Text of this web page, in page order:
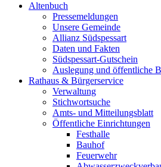
Altenbuch
Pressemeldungen
Unsere Gemeinde
Allianz Südspessart
Daten und Fakten
Südspessart-Gutschein
Auslegung und öffentliche
Rathaus & Bürgerservice
Verwaltung
Stichwortsuche
Amts- und Mitteilungsblatt
Öffentliche Einrichtungen
Festhalle
Bauhof
Feuerwehr